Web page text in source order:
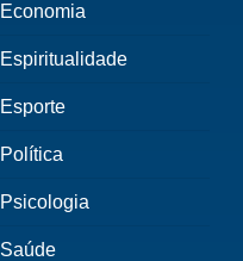
Economia
Espiritualidade
Esporte
Política
Psicologia
Saúde